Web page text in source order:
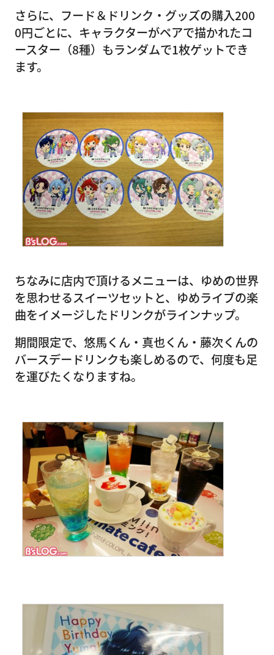
さらに、フード＆ドリンク・グッズの購入200
0円ごとに、キャラクターがペアで描かれたコ
ースター（8種）もランダムで1枚ゲットでき
ます。
ちなみに店内で頂けるメニューは、ゆめの世界
を思わせるスイーツセットと、ゆめライブの楽
曲をイメージしたドリンクがラインナップ。
期間限定で、悠馬くん・真也くん・藤次くんの
バースデードリンクも楽しめるので、何度も足
を運びたくなりますね。